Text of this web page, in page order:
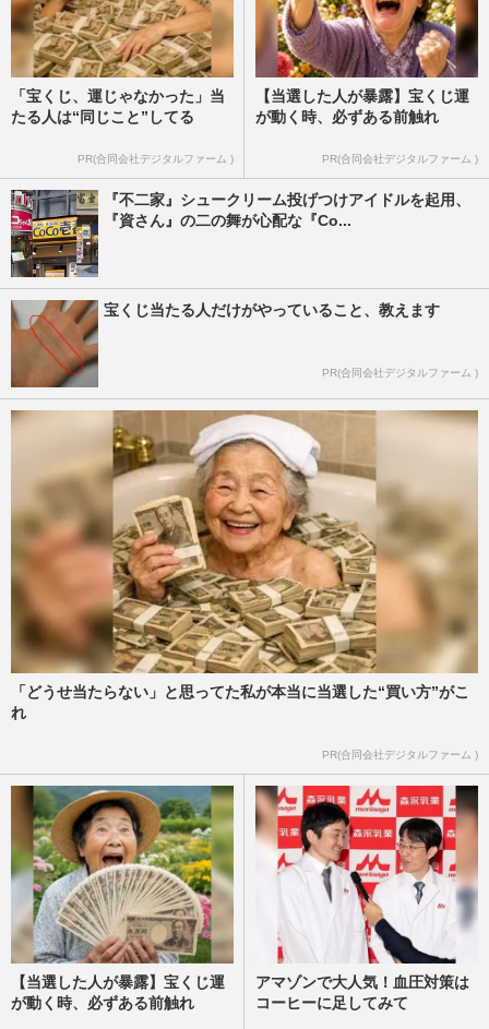
「宝くじ、運じゃなかった」当
たる人は“同じこと”してる
PR(合同会社デジタルファーム )
【当選した人が暴露】宝くじ運
が動く時、必ずある前触れ
PR(合同会社デジタルファーム )
『不二家』シュークリーム投げつけアイドルを起用、
『資さん』の二の舞が心配な『Co...
宝くじ当たる人だけがやっていること、教えます
PR(合同会社デジタルファーム )
「どうせ当たらない」と思ってた私が本当に当選した“買い方”がこ
れ
PR(合同会社デジタルファーム )
【当選した人が暴露】宝くじ運
が動く時、必ずある前触れ
アマゾンで大人気！血圧対策は
コーヒーに足してみて